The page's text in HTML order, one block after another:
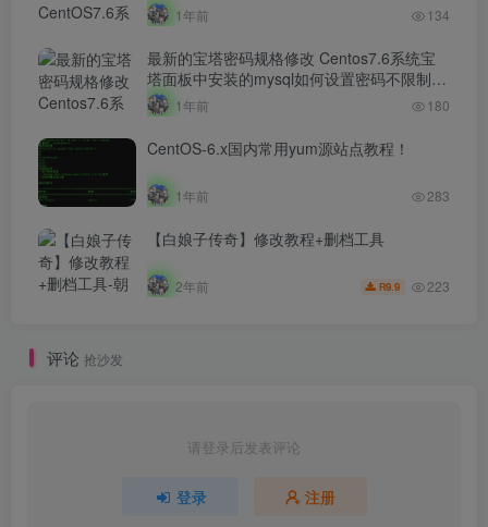
1年前 134
最新的宝塔密码规格修改 Centos7.6系统宝
塔面板中安装的mysql如何设置密码不限制长
度文本详细教程！！
1年前 180
CentOS-6.x国内常用yum源站点教程！
1年前 283
【白娘子传奇】修改教程+删档工具
2年前 R9.9 223
评论 抢沙发
请登录后发表评论
登录 注册